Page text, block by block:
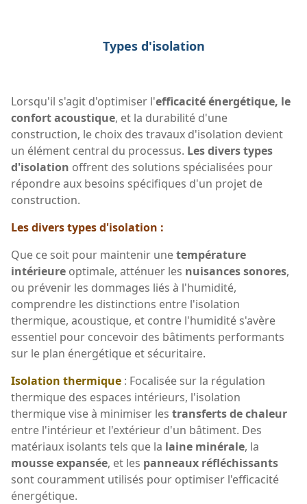
Types d'isolation
Lorsqu'il s'agit d'optimiser l'efficacité énergétique, le
confort acoustique, et la durabilité d'une
construction, le choix des travaux d'isolation devient
un élément central du processus. Les divers types
d'isolation offrent des solutions spécialisées pour
répondre aux besoins spécifiques d'un projet de
construction.
Les divers types d'isolation :
Que ce soit pour maintenir unetempérature
intérieure optimale, atténuer les nuisances sonores,
ou prévenir les dommages liés à l'humidité,
comprendre les distinctions entre l'isolation
thermique, acoustique, et contre l'humidité s'avère
essentiel pour concevoir des bâtiments performants
sur le plan énergétique et sécuritaire.
Isolation thermique : Focalisée sur la régulation
thermique des espaces intérieurs, l'isolation
thermique vise à minimiser les transferts de chaleur
entre l'intérieur et l'extérieur d'un bâtiment. Des
matériaux isolants tels que la laine minérale, la
mousse expansée, et les panneaux réfléchissants
sont couramment utilisés pour optimiser l'efficacité
énergétique.